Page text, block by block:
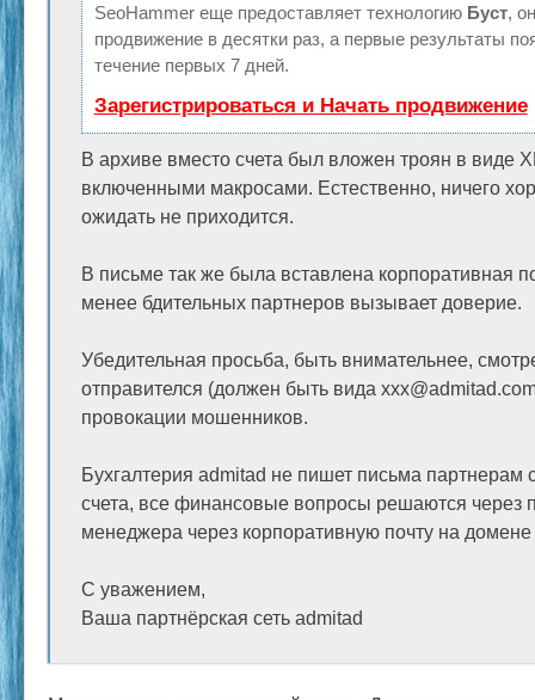
SeoHammer еще предоставляет технологию Буст,
продвижение в десятки раз, а первые результаты
течение первых 7 дней.
Зарегистрироваться и Начать продвижение
В архиве вместо счета был вложен троян в виде
включенными макросами. Естественно, ничего
ожидать не приходится.
В письме так же была вставлена корпоративная
менее бдительных партнеров вызывает доверие.
Убедительная просьба, быть внимательнее,
отправителся (должен быть вида
провокации мошенников.
Бухгалтерия admitad не пишет письма партнерам
счета, все финансовые вопросы решаются через
менеджера через корпоративную почту на
С уважением,
Ваша партнёрская сеть admitad